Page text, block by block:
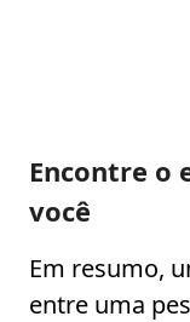
Encontre o
você
Em resumo,
entre uma